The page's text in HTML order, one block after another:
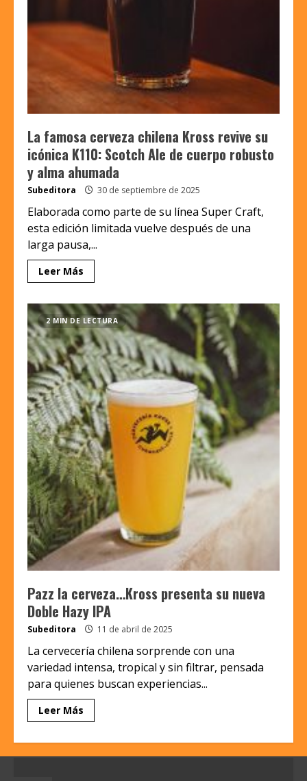
La famosa cerveza chilena Kross revive su
icónica K110: Scotch Ale de cuerpo robusto
y alma ahumada
Subeditora 30 de septiembre de 2025
Elaborada como parte de su línea Super Craft,
esta edición limitada vuelve después de una
larga pausa,...
Leer Más
2 MIN DE LECTURA
Pazz la cerveza…Kross presenta su nueva
Doble Hazy IPA
Subeditora 11 de abril de 2025
La cervecería chilena sorprende con una
variedad intensa, tropical y sin filtrar, pensada
para quienes buscan experiencias...
Leer Más